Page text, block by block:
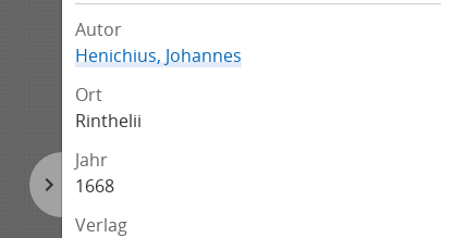
Autor
Henichius, Johannes
Ort
Rinthelii
Jahr
1668
Verlag